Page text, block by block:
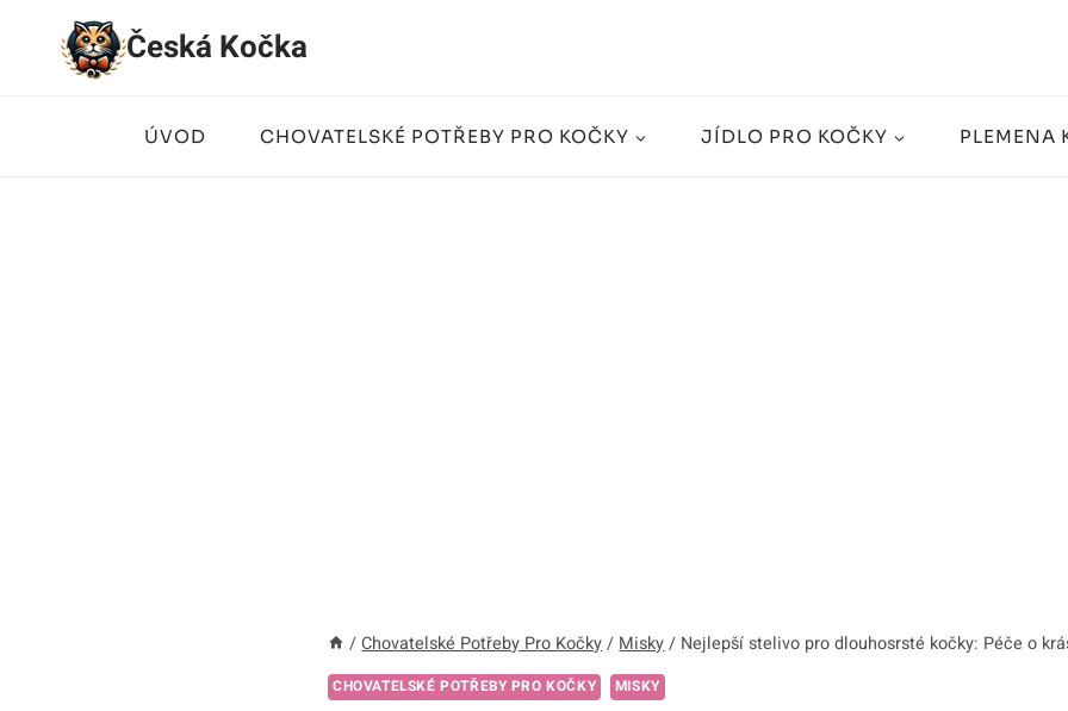
Přeskočit
Česká Kočka
ÚVOD CHOVATELSKÉ POTŘEBY PRO KOČKY JÍDLO PRO KOČKY PLEMENA
/ Chovatelské Potřeby Pro Kočky / Misky / Nejlepší stelivo pro dlouhosrsté kočky: Péče o
CHOVATELSKÉ POTŘEBY PRO KOČKY MISKY